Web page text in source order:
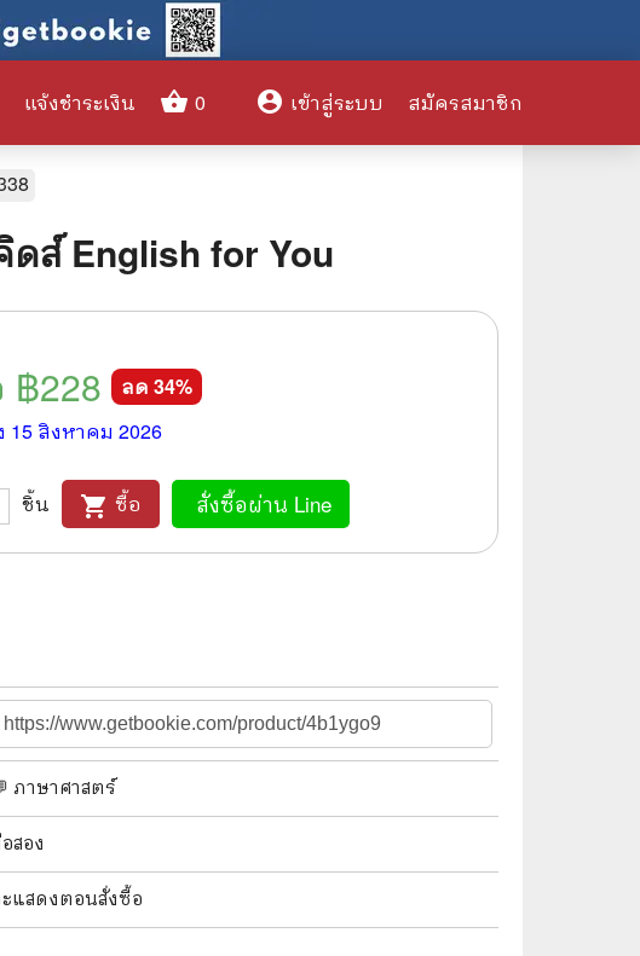
ส์ English for You
฿228 ลด 34%
15 สิงหาคม 2026
ชิ้น shopping_cart ซื้อ สั่งซื้อผ่าน Line
ภาษาศาสตร์
สอง
แสดงตอนสั่งซื้อ
แจ้งชำระเงิน shopping_basket 0 account_circle เข้าสู่ระบบ สมัครสมาชิก
ทัศน์
ทศ
กแบบ
🤹‍♀️ Humor & Entertainment
🏺 Historical & Political
🪐 Science & Math
🏋️‍♂️ Health and Well-Being
🤳 Social Science